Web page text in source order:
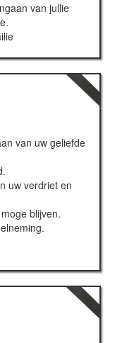
van jullie
van uw geliefde
uw verdriet en
blijven.